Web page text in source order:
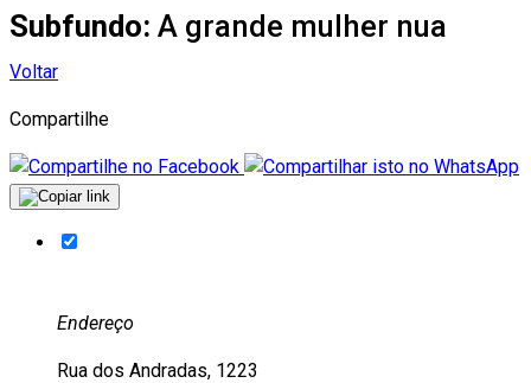
Subfundo: A grande mulher nua
Voltar
Compartilhe
Endereço
Rua dos Andradas, 1223